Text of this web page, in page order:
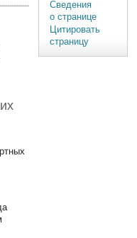
Сведения
о странице
Цитировать
страницу